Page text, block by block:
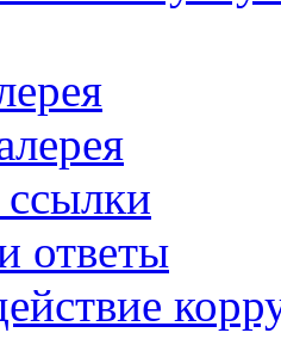
ответы